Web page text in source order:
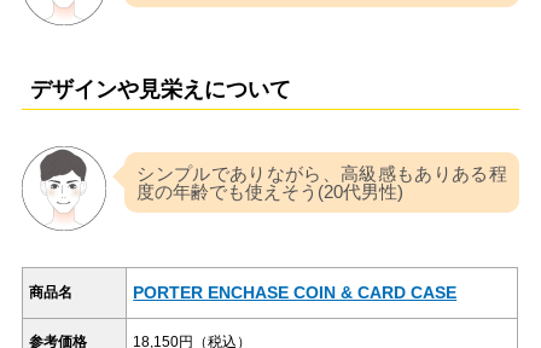
デザインや見栄えについて
シンプルでありながら、高級感もありある程
度の年齢でも使えそう(20代男性)
商品名 PORTER ENCHASE COIN & CARD CASE
参考価格 18,150円（税込）